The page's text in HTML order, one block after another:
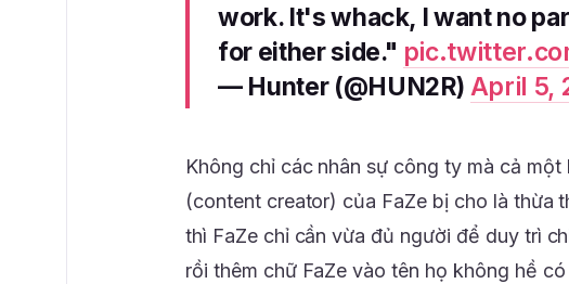
work. It's whack, I want no
for either side."
— Hunter (@HUN2R) April 5,
Không chỉ các nhân sự công ty mà cả
(content creator) của FaZe bị cho là thừa
thì FaZe chỉ cần vừa đủ người để duy trì
rồi thêm chữ FaZe vào tên họ không hề